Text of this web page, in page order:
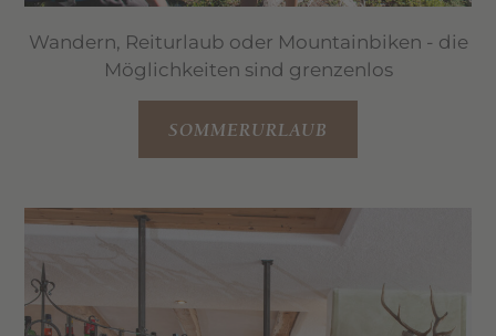
Wandern, Reiturlaub oder Mountainbiken - die
Möglichkeiten sind grenzenlos
SOMMERURLAUB